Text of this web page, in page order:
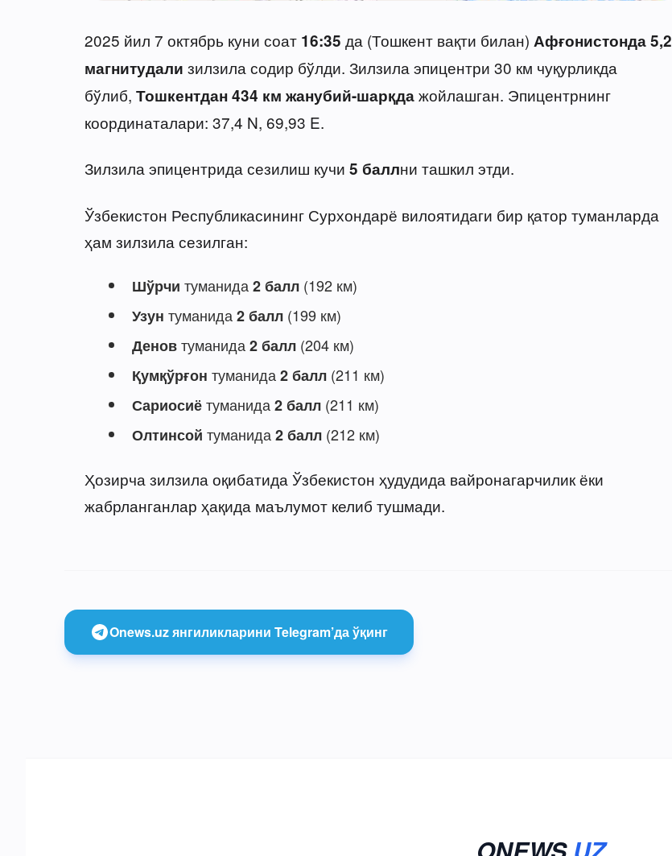
2025 йил 7 октябрь куни соат 16:35 да (Тошкент вақти билан) Афғонистонда5,2
магнитудали зилзила содир бўлди. Зилзила эпицентри 30 км чуқурликда
бўлиб, Тошкентдан 434 км жанубий-шарқдажойлашган. Эпицентрнинг
координаталари: 37,4 N, 69,93 E.
Зилзила эпицентрида сезилиш кучи 5 баллни ташкил этди.
Ўзбекистон Республикасининг Сурхондарё вилоятидаги бир қатор туманларда
ҳам зилзила сезилган:
Шўрчи туманида2 балл(192 км)
Узун туманида2 балл(199 км)
Деновтуманида2 балл(204 км)
Қумқўрғон туманида2 балл(211 км)
Сариосиётуманида2 балл(211 км)
Олтинсой туманида2 балл(212 км)
Ҳозирча зилзила оқибатида Ўзбекистон ҳудудида вайронагарчилик ёки
жабрланганлар ҳақида маълумот келиб тушмади.
Onews.uz янгиликларини Telegram’да ўқинг